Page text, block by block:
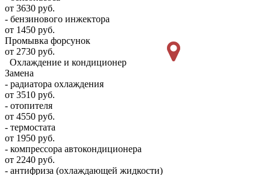
от 3630 руб.
- бензинового инжектора
от 1450 руб.
Промывка форсунок
от 2730 руб.
Охлаждение и кондиционер
Замена
- радиатора охлаждения
от 3510 руб.
- отопителя
от 4550 руб.
- термостата
от 1950 руб.
- компрессора автокондиционера
от 2240 руб.
- антифриза (охлаждающей жидкости)